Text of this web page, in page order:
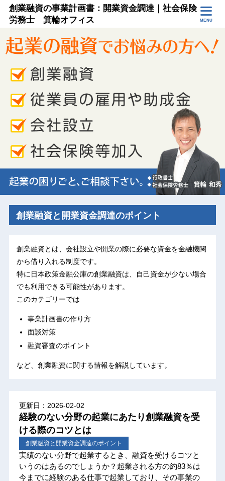
創業融資の事業計画書：開業資金調達｜社会保険
労務士 箕輪オフィス
MENU
創業融資と開業資金調達のポイント
創業融資とは、会社設立や開業の際に必要な資金を金融機関
から借り入れる制度です。
特に日本政策金融公庫の創業融資は、自己資金が少ない場合
でも利用できる可能性があります。
このカテゴリーでは
事業計画書の作り方
面談対策
融資審査のポイント
など、創業融資に関する情報を解説しています。
更新日：2026-02-02
経験のない分野の起業にあたり創業融資を受
ける際のコツとは
実績のない分野で起業するとき、融資を受けるコツと
いうのはあるのでしょうか？起業される方の約83％は
今までに経験のある仕事で起業しており、その事業の
創業融資と開業資金調達のポイント